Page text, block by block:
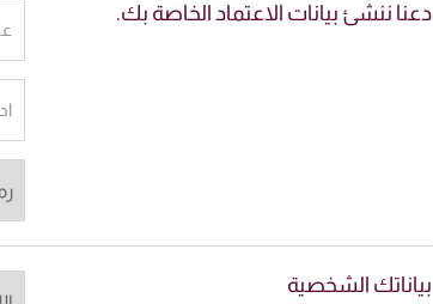
دعنا ننشئ بيانات الاعتماد الخاصة بك.
بياناتك الشخصية